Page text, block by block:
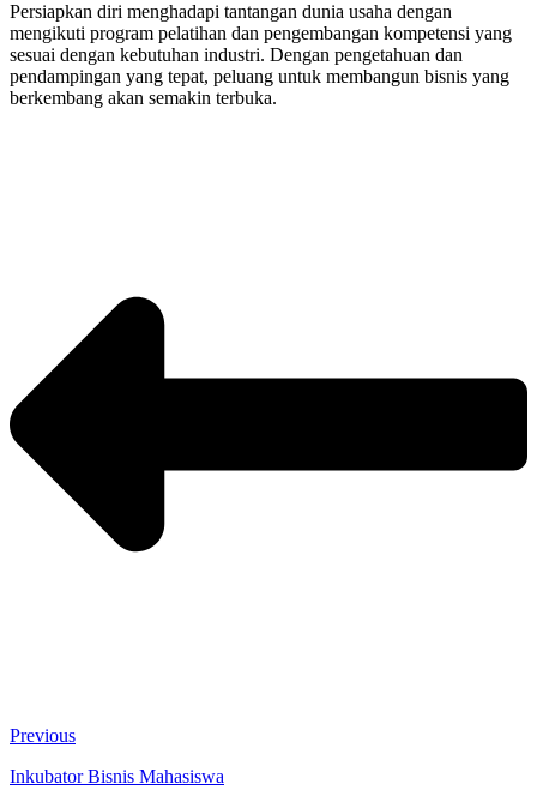
Persiapkan diri menghadapi tantangan dunia usaha dengan
mengikuti program pelatihan dan pengembangan kompetensi yang
sesuai dengan kebutuhan industri. Dengan pengetahuan dan
pendampingan yang tepat, peluang untuk membangun bisnis yang
berkembang akan semakin terbuka.
Previous
Inkubator Bisnis Mahasiswa